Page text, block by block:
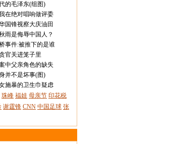
的毛泽东(组图)
在绝对唱响做评委
国锋视察大庆油田
雨是侮辱中国人？
事件:被推下的是谁
官关进笼子里
中父亲角色的缺失
并不是坏事(图)
施暴的卫生巾疑虑
珠峰 福娃 母亲节 印花税
谢霆锋 CNN 中国足球 张